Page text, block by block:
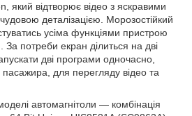
який відтворює відео з яскравими
деталізацією. Морозостійкий
усіма функціями пристрою
потреби екран ділиться на дві
дві програми одночасно,
для перегляду відео та
автомагнітоли — комбінація